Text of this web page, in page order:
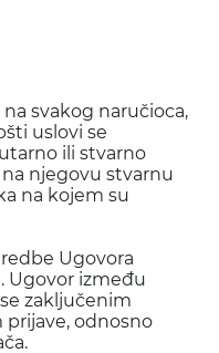
svakog naručioca,
uslovi se
ili stvarno
njegovu stvarnu
na kojem su
Ugovora
Ugovor između
zaključenim
odnosno